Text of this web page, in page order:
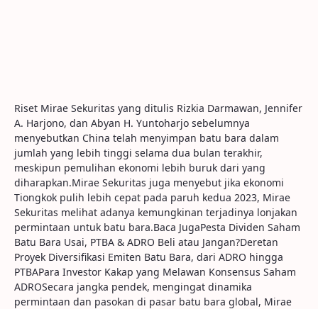
Riset Mirae Sekuritas yang ditulis Rizkia Darmawan, Jennifer
A. Harjono, dan Abyan H. Yuntoharjo sebelumnya
menyebutkan China telah menyimpan batu bara dalam
jumlah yang lebih tinggi selama dua bulan terakhir,
meskipun pemulihan ekonomi lebih buruk dari yang
diharapkan.Mirae Sekuritas juga menyebut jika ekonomi
Tiongkok pulih lebih cepat pada paruh kedua 2023, Mirae
Sekuritas melihat adanya kemungkinan terjadinya lonjakan
permintaan untuk batu bara.Baca JugaPesta Dividen Saham
Batu Bara Usai, PTBA & ADRO Beli atau Jangan?Deretan
Proyek Diversifikasi Emiten Batu Bara, dari ADRO hingga
PTBAPara Investor Kakap yang Melawan Konsensus Saham
ADROSecara jangka pendek, mengingat dinamika
permintaan dan pasokan di pasar batu bara global, Mirae